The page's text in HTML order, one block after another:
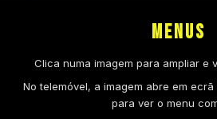
MENUS
Clica numa imagem para ampliar e
No telemóvel, a imagem abre em
para ver o menu